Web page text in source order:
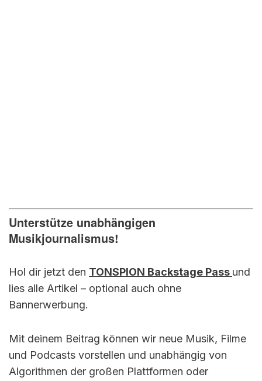
Unterstütze unabhängigen
Musikjournalismus!
Hol dir jetzt den TONSPION Backstage Pass und
lies alle Artikel – optional auch ohne
Bannerwerbung.
Mit deinem Beitrag können wir neue Musik, Filme
und Podcasts vorstellen und unabhängig von
Algorithmen der großen Plattformen oder